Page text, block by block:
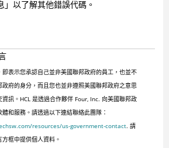
」以了解其他錯誤代碼。
即表示您承認自己並非美國聯邦政府的員工，也並不
政府的身分，而且您也並非遵照美國聯邦政府之意思
資訊。HCL 是透過合作夥伴 Four, Inc. 向美國聯邦政
和服務。請透過以下連結聯絡此團隊：
resources/us-government-contact. 請
框中提供個人資料。